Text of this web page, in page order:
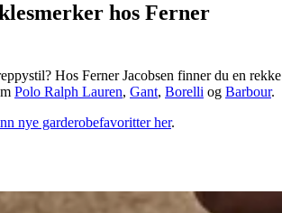
hos Ferner
Hos Ferner Jacobsen finner du en rekke
Polo Ralph Lauren, Gant, Borelli og Barbour.
nye garderobefavoritter her.